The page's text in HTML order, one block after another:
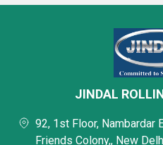
JINDAL
92, 1st Floor, Nambardar
Friends Colony,, New